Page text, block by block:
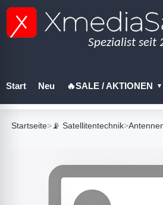
Start Neu 🔥SALE / AKTIONEN
🔧 Werkzeug
Startseite>📡 Satellitentechnik>